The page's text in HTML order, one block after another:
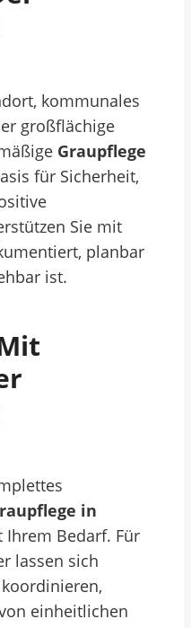
kommunales
großflächige
Graupflege
für Sicherheit,
Sie mit
planbar
ist.
in
Ihrem Bedarf. Für
lassen sich
einheitlichen